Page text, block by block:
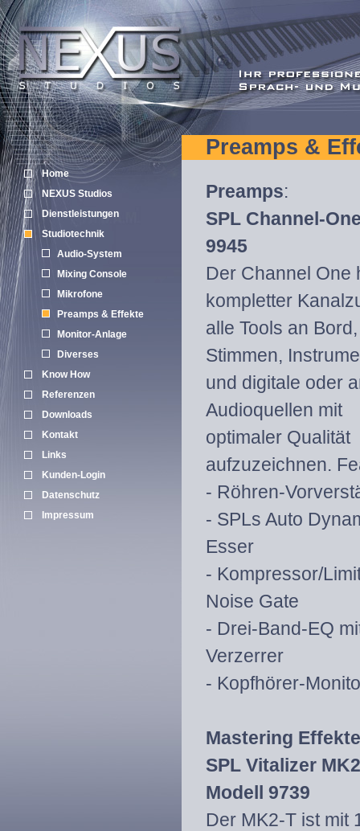
Home
NEXUS Studios
Dienstleistungen
Studiotechnik
Audio-System
Mixing Console
Mikrofone
Preamps & Effekte
Monitor-Anlage
Diverses
Know How
Referenzen
Downloads
Kontakt
Links
Kunden-Login
Datenschutz
Impressum
Preamps &
Preamps:
SPL Channel-
9945
Der Channel One
kompletter
alle Tools an
Stimmen,
und digitale oder
Audioquellen mit
optimaler Qualität
aufzuzeichnen.
- Röhren-
- SPLs Auto
Esser
- Kompressor/
Noise Gate
- Drei-Band-EQ
Verzerrer
- Kopfhörer-
Mastering Effekte
SPL Vitalizer
Modell 9739
Der MK2-T ist mit